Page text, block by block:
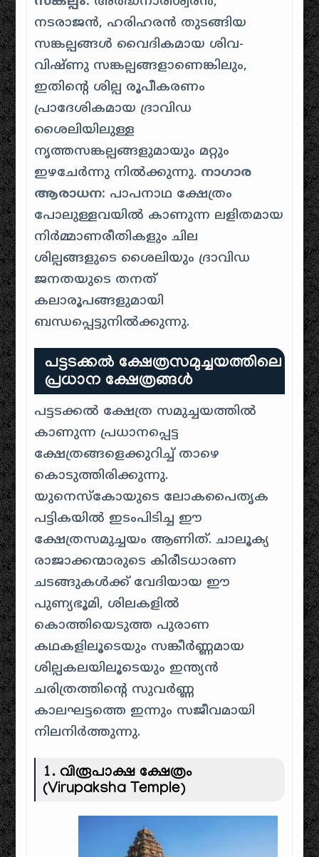
നടരാജൻ, ഹരിഹരൻ തുടങ്ങിയ
സങ്കല്പങ്ങൾ വൈദികമായ ശിവ-
വിഷ്ണു സങ്കല്പങ്ങളാണെങ്കിലും,
ഇതിന്റെ ശില്പ രൂപീകരണം
പ്രാദേശികമായ ദ്രാവിഡ
ശൈലിയിലുള്ള
നൃത്തസങ്കല്പങ്ങളുമായും മറ്റും
ഇഴചേർന്നു നിൽക്കുന്നു. നാഗാര
ആരാധന: പാപനാഥ ക്ഷേത്രം
പോലുള്ളവയിൽ കാണുന്ന ലളിതമായ
നിർമ്മാണരീതികളും ചില
ശില്പങ്ങളുടെ ശൈലിയും ദ്രാവിഡ
ജനതയുടെ തനത്
കലാരൂപങ്ങളുമായി
ബന്ധപ്പെട്ടുനിൽക്കുന്നു.
പട്ടടക്കൽ ക്ഷേത്രസമുച്ചയത്തിലെ
പ്രധാന ക്ഷേത്രങ്ങൾ
പട്ടടക്കൽ ക്ഷേത്ര സമുച്ചയത്തിൽ
കാണുന്ന പ്രധാനപ്പെട്ട
ക്ഷേത്രങ്ങളെക്കുറിച്ച് താഴെ
കൊടുത്തിരിക്കുന്നു.
യുനെസ്കോയുടെ ലോകപൈതൃക
പട്ടികയിൽ ഇടംപിടിച്ച ഈ
ക്ഷേത്രസമുച്ചയം ആണിത്. ചാലൂക്യ
രാജാക്കന്മാരുടെ കിരീടധാരണ
ചടങ്ങുകൾക്ക് വേദിയായ ഈ
പുണ്യഭൂമി, ശിലകളിൽ
കൊത്തിയെടുത്ത പുരാണ
കഥകളിലൂടെയും സങ്കീർണ്ണമായ
ശില്പകലയിലൂടെയും ഇന്ത്യൻ
ചരിത്രത്തിന്റെ സുവർണ്ണ
കാലഘട്ടത്തെ ഇന്നും സജീവമായി
നിലനിർത്തുന്നു.
1. വിരൂപാക്ഷ ക്ഷേത്രം
(Virupaksha Temple)